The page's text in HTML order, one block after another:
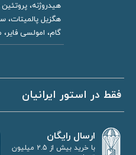
هیدروژنه،
هگزیل پالمیتات،
گام، امولسی فایر،
فقط در استور ایرانیان
ارسال رایگان
با خرید بیش از 2.5 میلیون